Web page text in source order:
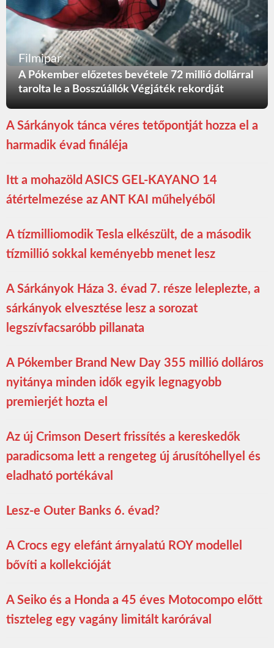
Filmipar
A Pókember előzetes bevétele 72 millió dollárral
tarolta le a Bosszúállók Végjáték rekordját
A Sárkányok tánca véres tetőpontját hozza el a
harmadik évad fináléja
Itt a mohazöld ASICS GEL-KAYANO 14
átértelmezése az ANT KAI műhelyéből
A tízmilliomodik Tesla elkészült, de a második
tízmillió sokkal keményebb menet lesz
A Sárkányok Háza 3. évad 7. része leleplezte, a
sárkányok elvesztése lesz a sorozat
legszívfacsaróbb pillanata
A Pókember Brand New Day 355 millió dolláros
nyitánya minden idők egyik legnagyobb
premierjét hozta el
Az új Crimson Desert frissítés a kereskedők
paradicsoma lett a rengeteg új árusítóhellyel és
eladható portékával
Lesz-e Outer Banks 6. évad?
A Crocs egy elefánt árnyalatú ROY modellel
bővíti a kollekcióját
A Seiko és a Honda a 45 éves Motocompo előtt
tiszteleg egy vagány limitált karórával